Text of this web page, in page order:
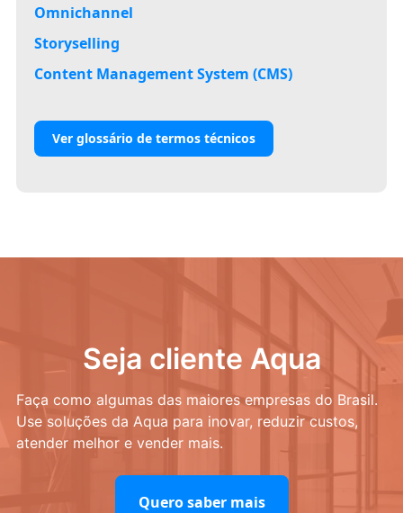
Omnichannel
Storyselling
Content Management System (CMS)
Ver glossário de termos técnicos
Seja cliente Aqua
Faça como algumas das maiores empresas do Brasil.
Use soluções da Aqua para inovar, reduzir custos,
atender melhor e vender mais.
Quero saber mais